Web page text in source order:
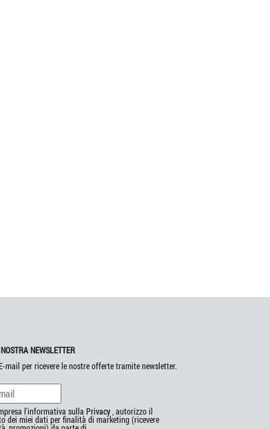
NEWSLETTER
mail per ricevere le nostre offerte tramite newsletter.
l'informativa sulla Privacy , autorizzo il
dei miei dati per finalità di marketing (ricevere